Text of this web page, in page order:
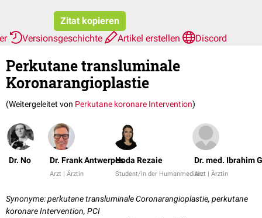
Zitat kopieren
Versionsgeschichte Artikel erstellen Discord
Perkutane transluminale
Koronarangioplastie
(Weitergeleitet von Perkutane koronare Intervention)
Dr. No Dr. Frank Antwerpes
Arzt | Ärztin
Hoda Rezaie
Student/in der Humanmedizin
Dr. med. Ibrahim
Arzt | Ärztin
Synonyme: perkutane transluminale Coronarangioplastie, perkutane
koronare Intervention, PCI